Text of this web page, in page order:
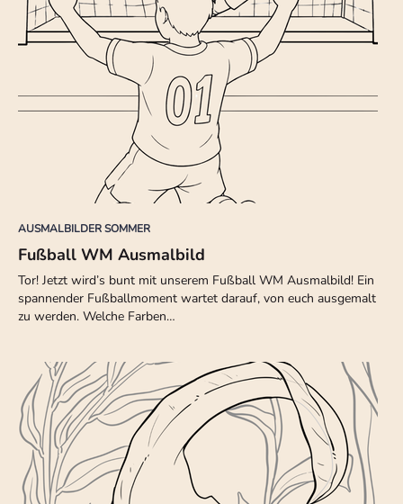
AUSMALBILDER SOMMER
Fußball WM Ausmalbild
Tor! Jetzt wird’s bunt mit unserem Fußball WM Ausmalbild! Ein
spannender Fußballmoment wartet darauf, von euch ausgemalt
zu werden. Welche Farben…